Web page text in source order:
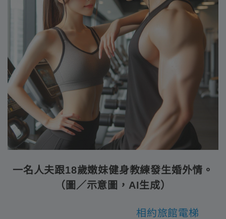
一名人夫跟18歲嫩妹健身教練發生婚外情。
（圖／示意圖，AI生成）
相約旅館電梯